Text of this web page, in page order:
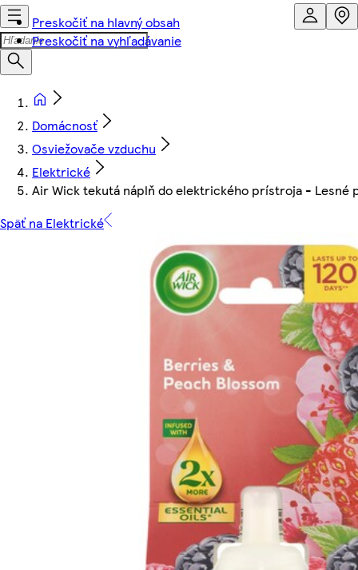
Preskočiť na hlavný obsah
Preskočiť na vyhľadávanie
Domácnosť
Osviežovače vzduchu
Elektrické
Air Wick tekutá náplň do elektrického prístroja - Lesné
Späť na Elektrické